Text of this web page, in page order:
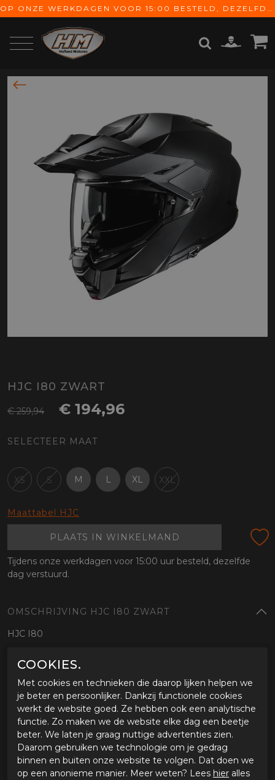
OP ONZE WERKDAGEN VOOR 15:00 BESTELD, DEZELFDE DAG VERZONDEN! GRATIS VERZENDING VANAF € 65,-
HJC I80 ZWART
€ 259,94 € 194,96
SELECTEER MAAT
XS S M L XL XXL
Maattabel HJC
PLAATS IN WINKELMAND
Tijdens onze werkdagen voor 15:00 uur besteld, dezelfde
dag verstuurd.
OMSCHRIJVING HJC I80 ZWART
HJC I80
SPECIFICATIES HJC I80 ZWART
Merk
HJC
Leveranciercode
1353200L111
Categorie
Systeem helm
Kleur
zwart
Materiaal buitenkant
Polycarbonaat
Bestelcode
ci36011453zwart
COOKIES.
Met cookies en technieken die daarop lijken helpen we
je beter en persoonlijker. Dankzij functionele cookies
werkt de website goed. Ze hebben ook een analytische
functie. Zo maken we de website elke dag een beetje
beter. We laten je graag nuttige advertenties zien.
Daarom gebruiken we technologie om je gedrag
binnen en buiten onze website te volgen. Dat doen we
op een anonieme manier. Meer weten? Lees hier alles